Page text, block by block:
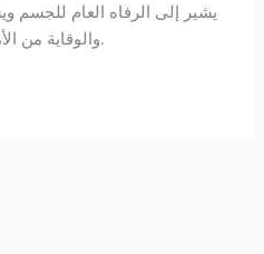
يشير إلى الرفاه العام للجسم
والوقاية من الأمراض وغياب المرض أو الإصابة.